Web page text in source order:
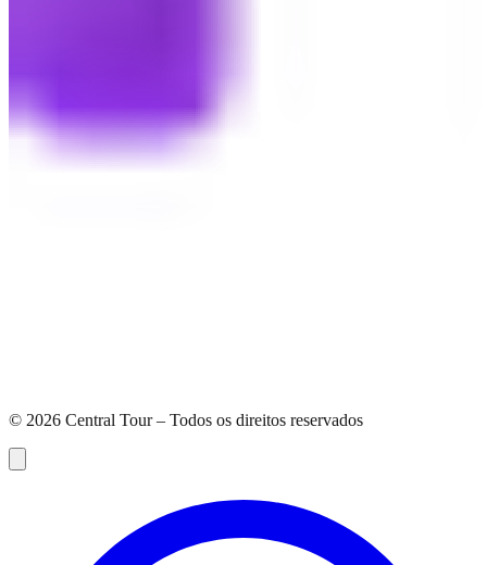
© 2026 Central Tour – Todos os direitos reservados